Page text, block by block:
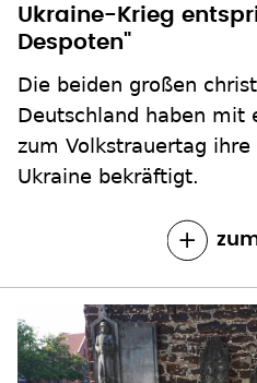
Despoten"
Die beiden großen
Deutschland haben mit
zum Volkstrauertag
Ukraine bekräftigt.